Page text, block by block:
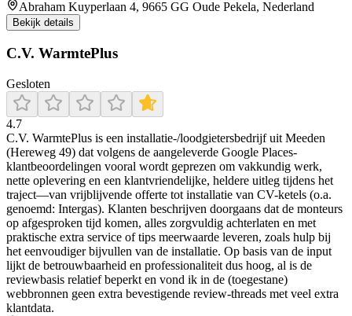
Abraham Kuyperlaan 4, 9665 GG Oude Pekela, Nederland
Bekijk details
C.V. WarmtePlus
Gesloten
4.7
C.V. WarmtePlus is een installatie-/loodgietersbedrijf uit Meeden
(Hereweg 49) dat volgens de aangeleverde Google Places-
klantbeoordelingen vooral wordt geprezen om vakkundig werk,
nette oplevering en een klantvriendelijke, heldere uitleg tijdens het
traject—van vrijblijvende offerte tot installatie van CV-ketels (o.a.
genoemd: Intergas). Klanten beschrijven doorgaans dat de monteurs
op afgesproken tijd komen, alles zorgvuldig achterlaten en met
praktische extra service of tips meerwaarde leveren, zoals hulp bij
het eenvoudiger bijvullen van de installatie. Op basis van de input
lijkt de betrouwbaarheid en professionaliteit dus hoog, al is de
reviewbasis relatief beperkt en vond ik in de (toegestane)
webbronnen geen extra bevestigende review-threads met veel extra
klantdata.